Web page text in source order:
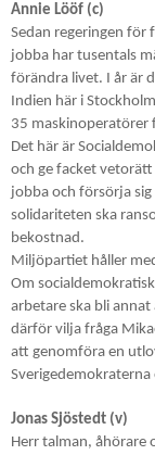
Annie Lööf (c)
Sedan regeringen för
jobba har tusentals
förändra livet. I år är
Indien här i
35 maskinoperatörer
Det här är
och ge facket
jobba och försörja sig
solidariteten ska
bekostnad.
Miljöpartiet håller
Om
arbetare ska bli annat
därför vilja fråga
att genomföra en
Jonas Sjöstedt (v)
Herr talman, åhörare